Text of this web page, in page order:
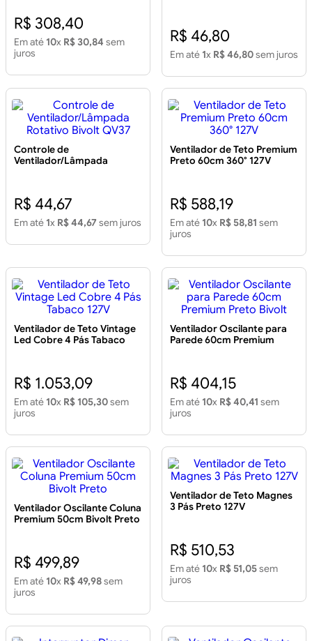
R$ 308,40
Em até 10x R$ 30,84 sem
juros
R$ 46,80
Em até 1x R$ 46,80sem juros
Controle de
Ventilador/Lâmpada
R$ 44,67
Em até 1x R$ 44,67 sem juros
Ventilador de Teto Premium
Preto 60cm 360° 127V
R$ 588,19
Em até 10x R$ 58,81 sem
juros
Ventilador de Teto Vintage
Led Cobre 4 Pás Tabaco
R$ 1.053,09
Em até 10x R$ 105,30sem
juros
Ventilador Oscilante para
Parede 60cm Premium
R$ 404,15
Em até 10x R$ 40,41 sem
juros
Ventilador Oscilante Coluna
Premium 50cm Bivolt Preto
R$ 499,89
Em até 10x R$ 49,98sem
juros
Ventilador de Teto Magnes
3 Pás Preto 127V
R$ 510,53
Em até 10x R$ 51,05sem
juros